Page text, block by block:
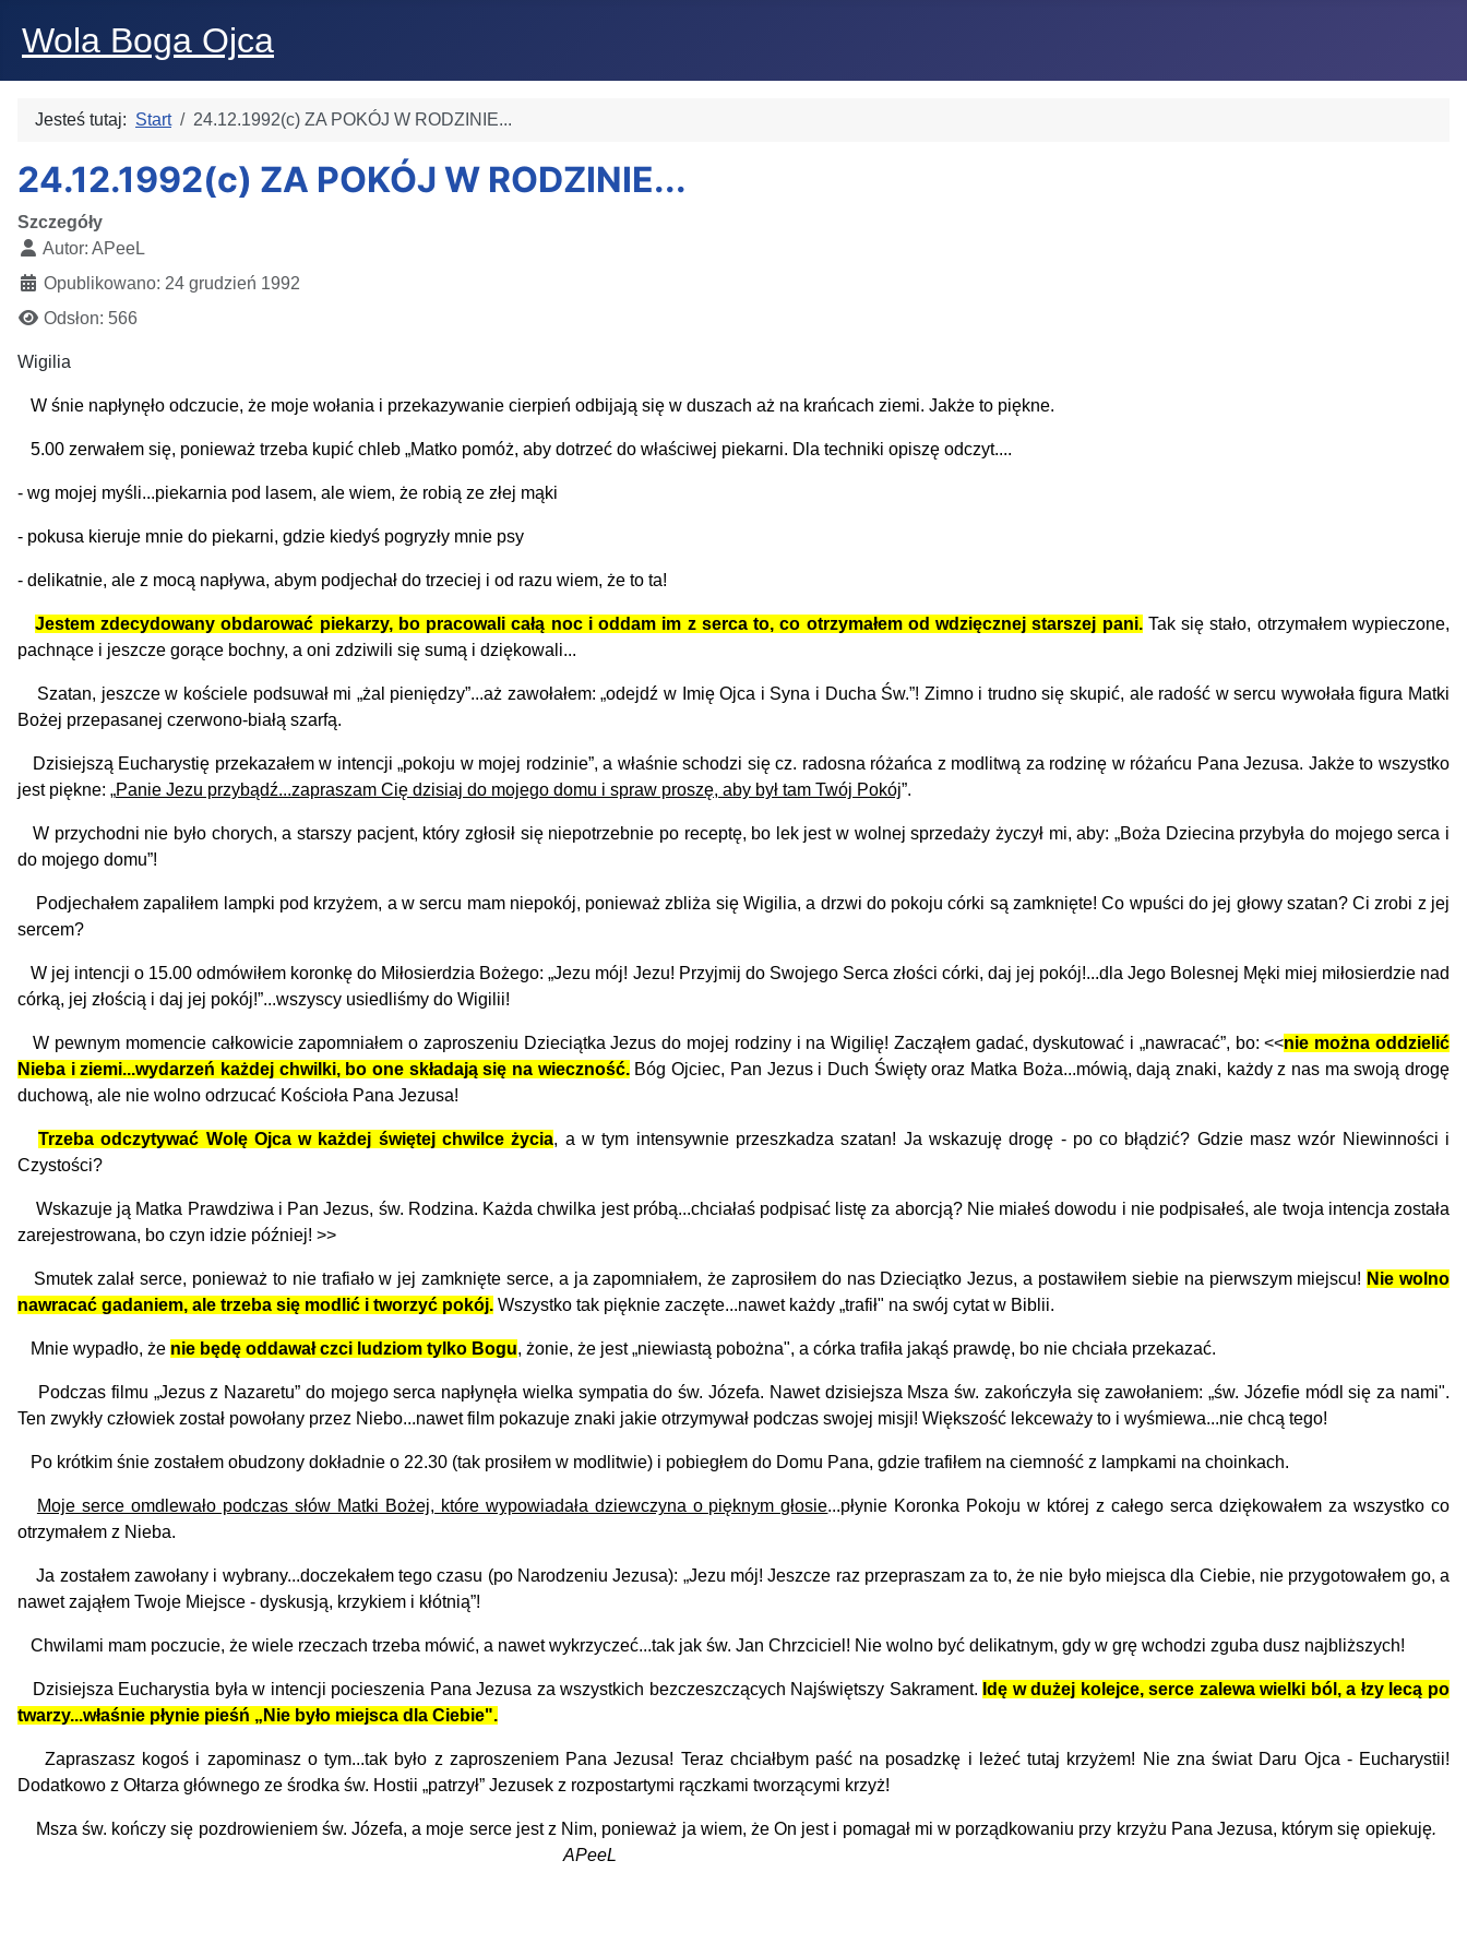
Wola Boga Ojca
Jesteś tutaj: Start 24.12.1992(c) ZA POKÓJ W RODZINIE...
24.12.1992(c) ZA POKÓJ W RODZINIE...
Szczegóły
Autor: APeeL
Opublikowano: 24 grudzień 1992
Odsłon: 566
Wigilia
W śnie napłynęło odczucie, że moje wołania i przekazywanie cierpień odbijają się w duszach aż na krańcach ziemi. Jakże to piękne.
5.00 zerwałem się, ponieważ trzeba kupić chleb „Matko pomóż, aby dotrzeć do właściwej piekarni. Dla techniki opiszę odczyt....
- wg mojej myśli...piekarnia pod lasem, ale wiem, że robią ze złej mąki
- pokusa kieruje mnie do piekarni, gdzie kiedyś pogryzły mnie psy
- delikatnie, ale z mocą napływa, abym podjechał do trzeciej i od razu wiem, że to ta!
Jestem zdecydowany obdarować piekarzy, bo pracowali całą noc i oddam im z serca to, co otrzymałem od wdzięcznej starszej pani.Tak się stało, otrzy­małem wypieczone,
pachnące i jeszcze gorące bochny, a oni zdziwili się sumą i dziękowali...
Szatan, jeszcze w kościele podsuwał mi „żal pieniędzy”...aż zawołałem: „odejdź w Imię Ojca i Syna i Ducha Św.”! Zimno i trudno się skupić, ale radość w sercu wywołała figura Matki
Bożej przepasanej czerwono-białą szarfą.
Dzisiejszą Eucharystię przekazałem w intencji „pokoju w mojej rodzinie”, a właśnie schodzi się cz. radosna różańca z modlitwą za rodzinę w różańcu Pana Jezu­sa. Jakże to wszystko
jest piękne: „Panie Jezu przybądź...zapraszam Cię dzisiaj do mojego domu i spraw proszę, aby był tam Twój Pokój”.
W przychodni nie było chorych, a starszy pacjent, który zgłosił się niepotrzebnie po receptę, bo lek jest w wolnej sprzedaży życzył mi, aby: „Boża Dziecina przybyła do mojego serca i
do mojego domu”!
Podjechałem zapaliłem lampki pod krzyżem, a w sercu mam niepokój, ponieważ zbliża się Wigilia, a drzwi do pokoju córki są zamknięte! Co wpuści do jej głowy szatan? Ci zrobi z jej
sercem?
W jej intencji o 15.00 odmówiłem koronkę do Miłosierdzia Bożego: „Jezu mój! Jezu! Przyjmij do Swojego Serca złości córki, daj jej pokój!...dla Jego Bolesnej Męki miej miłosierdzie nad
córką, jej złością i daj jej pokój!”...wszyscy usiedliśmy do Wigilii!
W pewnym momencie całkowicie zapomniałem o zaproszeniu Dzieciątka Jezus do mojej rodziny i na Wigilię! Zacząłem gadać, dyskutować i „nawracać”, bo: <<nie można oddzielić
Nieba i ziemi...wydarzeń każdej chwilki, bo one składają się na wieczność.Bóg Ojciec, Pan Jezus i Duch Święty oraz Matka Boża...mówią, dają znaki, każdy z nas ma swoją drogę
duchową, ale nie wolno odrzucać Kościoła Pana Jezusa!
Trzeba odczytywać Wolę Ojca w każdej świętej chwilce życia, a w tym intensywnie przeszkadza szatan! Ja wskazuję drogę - po co błądzić? Gdzie masz wzór Niewinności i
Czystości?
Wskazuje ją Matka Prawdziwa i Pan Jezus, św. Rodzina. Każda chwilka jest próbą...chciałaś podpisać listę za aborcją? Nie miałeś dowodu i nie podpisałeś, ale twoja intencja została
zarejestrowana, bo czyn idzie później! >>
Smutek zalał serce, ponieważ to nie trafiało w jej zamknięte serce, a ja zapomniałem, że zaprosiłem do nas Dzieciątko Jezus, a postawiłem siebie na pierwszym miej­scu! Nie wolno
nawracać gadaniem, ale trzeba się modlić i tworzyć pokój. Wszystko tak pięknie zaczęte...nawet każdy „trafił" na swój cytat w Biblii.
Mnie wypadło, że nie będę oddawał czci ludziom tylko Bogu, żonie, że jest „niewiastą pobożna", a córka trafiła jakąś prawdę, bo nie chciała przekazać.
Podczas filmu „Jezus z Nazaretu” do mojego serca napłynęła wielka sympatia do św. Józefa. Nawet dzisiejsza Msza św. zakończyła się zawołaniem: „św. Józefie módl się za nami".
Ten zwykły człowiek został powołany przez Niebo...nawet film pokazuje znaki jakie otrzymywał podczas swojej misji! Większość lekceważy to i wyśmiewa...nie chcą tego!
Po krótkim śnie zostałem obudzony dokładnie o 22.30 (tak prosiłem w modlitwie) i pobiegłem do Domu Pana, gdzie trafiłem na ciemność z lampkami na choinkach.
Moje serce omdlewało podczas słów Matki Bożej, które wypowiadała dziewczyna o pięknym głosie...płynie Koronka Pokoju w której z całego serca dziękowałem za wszystko co
otrzymałem z Nieba.
Ja zostałem zawołany i wybrany...doczekałem tego czasu (po Narodzeniu Jezusa): „Jezu mój! Jeszcze raz przepraszam za to, że nie było miejsca dla Ciebie, nie przygotowałem go, a
nawet zająłem Twoje Miejsce - dyskusją, krzykiem i kłótnią”!
Chwilami mam poczucie, że wiele rzeczach trzeba mówić, a nawet wykrzyczeć...tak jak św. Jan Chrzciciel! Nie wolno być delikatnym, gdy w grę wchodzi zguba dusz najbliższych!
Dzisiejsza Eucharystia była w intencji pocieszenia Pana Jezusa za wszystkich bezczeszczących Najświętszy Sakrament. Idę w dużej kolejce, serce zalewa wielki ból, a łzy lecą po
twarzy...właśnie płynie pieśń „Nie było miejsca dla Ciebie".
Zapraszasz kogoś i zapominasz o tym...tak było z zaproszeniem Pana Jezusa! Teraz chciałbym paść na posadzkę i leżeć tutaj krzyżem! Nie zna świat Daru Ojca - Eucharystii!
Dodatkowo z Ołtarza głównego ze środka św. Hostii „patrzył” Jezusek z rozpostartymi rączkami tworzącymi krzyż!
Msza św. kończy się pozdrowieniem św. Józefa, a moje serce jest z Nim, ponieważ ja wiem, że On jest i pomagał mi w porządkowaniu przy krzyżu Pana Jezusa, którym się opiekuję.
APeeL